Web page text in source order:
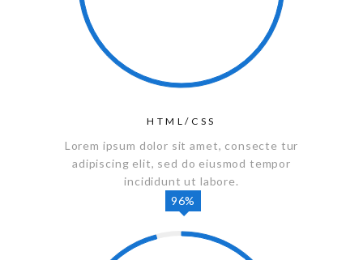
HTML/CSS
Lorem ipsum dolor sit amet, consecte tur
adipiscing elit, sed do eiusmod tempor
incididunt ut labore.
96%